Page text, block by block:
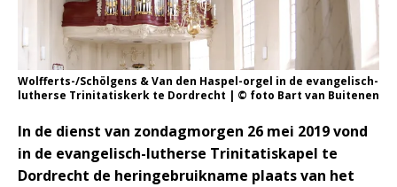
Wolfferts-/Schölgens & Van den Haspel-orgel in de evangelisch-
lutherse Trinitatiskerk te Dordrecht | © foto Bart van Buitenen
In de dienst van zondagmorgen 26 mei 2019 vond
in de evangelisch-lutherse Trinitatiskapel te
Dordrecht de heringebruikname plaats van het